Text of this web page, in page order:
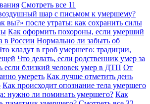
Смотреть все 11
шар с письмом к умершему?
вы?» после утраты: как сохранить силы
Как оформить похороны, если умерший
в России Нормально ли забыть об
кладут в гроб умершего: традиции,
Что делать, если родственник умер за
если близкий человек умер в ДТП От
умереть Как лучше отметить день
Как происходит опознание тела умершего
нужно ли поминать умершего? Как